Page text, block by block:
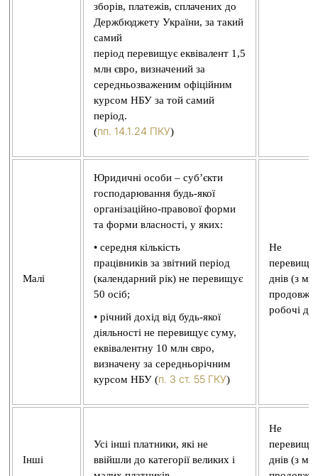
зборів, платежів, сплачених до
Держбюджету України, за такий
самий
період перевищує еквівалент 1,5
млн євро, визначений за
середньозваженим офіційним
курсом НБУ за той самий
період.
(пп. 14.1.24 ПКУ)
Малі
Юридичні особи – суб’єкти
господарювання будь-якої
організаційно-правової форми
та форми власності, у яких:
• середня кількість
працівників за звітний період
(календарний рік) не перевищує
50 осіб;
• річний дохід від будь-якої
діяльності не перевищує суму,
еквівалентну 10 млн євро,
визначену за середньорічним
курсом НБУ (п. 3 ст. 55 ГКУ)
Не
днів (з
робочі
Інші
Усі інші платники, які не
ввійшли до категорії великих і
Не
днів (з